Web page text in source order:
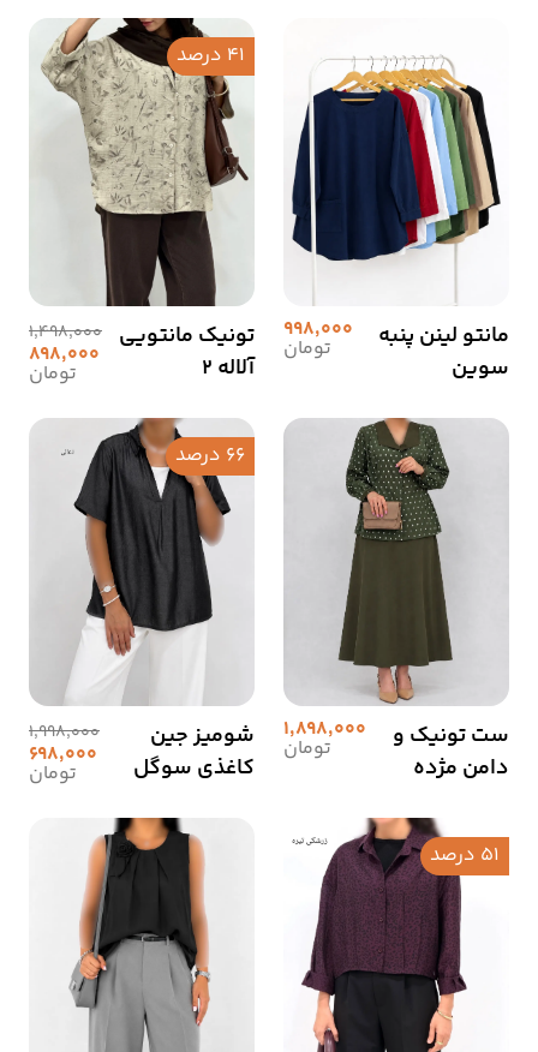
مانتو لینن پنبه
سوین
998,000
تومان
41 درصد
تونیک مانتویی
آلاله 2
1,498,000
898,000
تومان
ست تونیک و
دامن مژده
1,898,000
تومان
66 درصد
شومیز جین
کاغذی سوگل
1,998,000
698,000
تومان
51 درصد